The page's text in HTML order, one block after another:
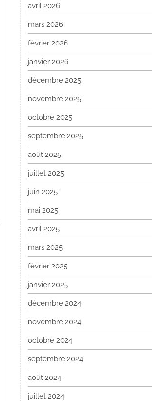
avril 2026
mars 2026
février 2026
janvier 2026
décembre 2025
novembre 2025
octobre 2025
septembre 2025
août 2025
juillet 2025
juin 2025
mai 2025
avril 2025
mars 2025
février 2025
janvier 2025
décembre 2024
novembre 2024
octobre 2024
septembre 2024
août 2024
juillet 2024